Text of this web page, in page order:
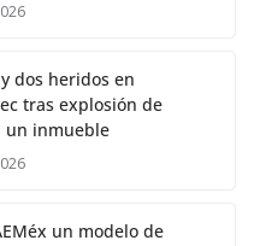
dos heridos en
tras explosión de
un inmueble
un modelo de